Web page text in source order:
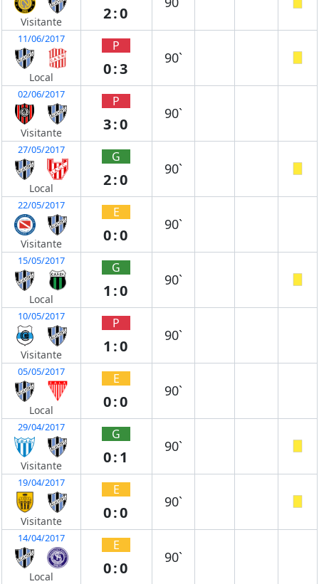
Visitante 2:0
11/06/2017
Local
P
0:3
90`
02/06/2017
Visitante
P
3:0
90`
27/05/2017
Local
G
2:0
90`
22/05/2017
Visitante
E
0:0
90`
15/05/2017
Local
G
1:0
90`
10/05/2017
Visitante
P
1:0
90`
05/05/2017
Local
E
0:0
90`
29/04/2017
Visitante
G
0:1
90`
19/04/2017
Visitante
E
0:0
90`
14/04/2017
Local
E
0:0
90`